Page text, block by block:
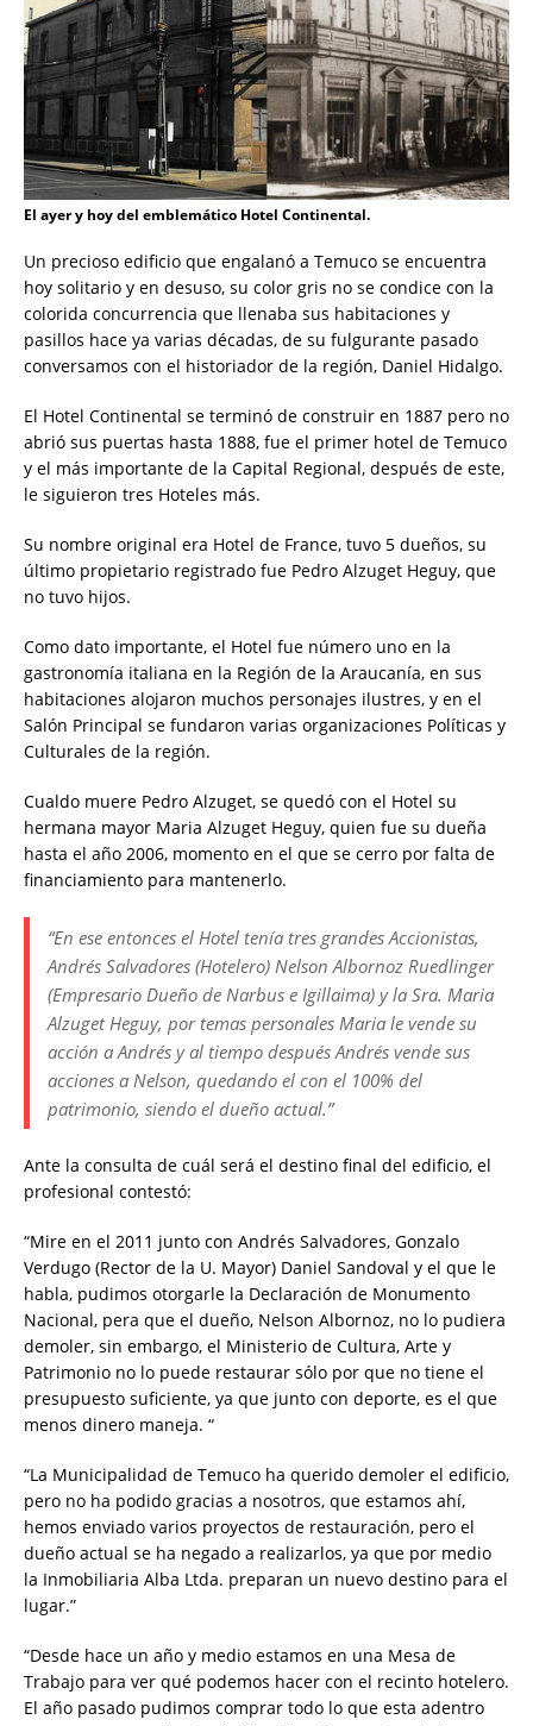
El ayer y hoy del emblemático Hotel Continental.
Un precioso edificio que engalanó a Temuco se encuentra
hoy solitario y en desuso, su color gris no se condice con la
colorida concurrencia que llenaba sus habitaciones y
pasillos hace ya varias décadas, de su fulgurante pasado
conversamos con el historiador de la región, Daniel Hidalgo.
El Hotel Continental se terminó de construir en 1887 pero no
abrió sus puertas hasta 1888, fue el primer hotel de Temuco
y el más importante de la Capital Regional, después de este,
le siguieron tres Hoteles más.
Su nombre original era Hotel de France, tuvo 5 dueños, su
último propietario registrado fue Pedro Alzuget Heguy, que
no tuvo hijos.
Como dato importante, el Hotel fue número uno en la
gastronomía italiana en la Región de la Araucanía, en sus
habitaciones alojaron muchos personajes ilustres, y en el
Salón Principal se fundaron varias organizaciones Políticas y
Culturales de la región.
Cualdo muere Pedro Alzuget, se quedó con el Hotel su
hermana mayor Maria Alzuget Heguy, quien fue su dueña
hasta el año 2006, momento en el que se cerro por falta de
financiamiento para mantenerlo.
“En ese entonces el Hotel tenía tres grandes Accionistas,
Andrés Salvadores (Hotelero) Nelson Albornoz Ruedlinger
(Empresario Dueño de Narbus e Igillaima) y la Sra. Maria
Alzuget Heguy, por temas personales Maria le vende su
acción a Andrés y al tiempo después Andrés vende sus
acciones a Nelson, quedando el con el 100% del
patrimonio, siendo el dueño actual.”
Ante la consulta de cuál será el destino final del edificio, el
profesional contestó:
“Mire en el 2011 junto con Andrés Salvadores, Gonzalo
Verdugo (Rector de la U. Mayor) Daniel Sandoval y el que le
habla, pudimos otorgarle la Declaración de Monumento
Nacional, pera que el dueño, Nelson Albornoz, no lo pudiera
demoler, sin embargo, el Ministerio de Cultura, Arte y
Patrimonio no lo puede restaurar sólo por que no tiene el
presupuesto suficiente, ya que junto con deporte, es el que
menos dinero maneja. “
“La Municipalidad de Temuco ha querido demoler el edificio,
pero no ha podido gracias a nosotros, que estamos ahí,
hemos enviado varios proyectos de restauración, pero el
dueño actual se ha negado a realizarlos, ya que por medio
la Inmobiliaria Alba Ltda. preparan un nuevo destino para el
lugar.”
“Desde hace un año y medio estamos en una Mesa de
Trabajo para ver qué podemos hacer con el recinto hotelero.
El año pasado pudimos comprar todo lo que esta adentro